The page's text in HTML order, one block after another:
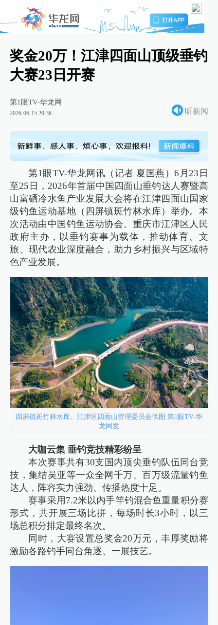
奖金20万！江津四面山顶级垂钓
大赛23日开赛
第1眼TV-华龙网
2026-06-15 20:36 听新闻
第1眼TV-华龙网讯（记者 夏国燕）6月23日
至25日，2026年首届中国四面山垂钓达人赛暨高
山富硒冷水鱼产业发展大会将在江津四面山国家
级钓鱼运动基地（四屏镇斑竹林水库）举办。本
次活动由中国钓鱼运动协会、重庆市江津区人民
政府主办，以垂钓赛事为载体，推动体育、文
旅、现代农业深度融合，助力乡村振兴与区域特
色产业发展。
四屏镇斑竹林水库。江津区四面山管理委员会供图 第1眼TV-华
龙网发
大咖云集 垂钓竞技精彩纷呈
本次赛事共有30支国内顶尖垂钓队伍同台竞
技，集结吴亚等一众全网千万、百万级流量钓鱼
达人，阵容实力强劲、传播热度十足。
赛事采用7.2米以内手竿钓混合鱼重量积分赛
形式，共开展三场比拼，每场时长3小时，以三
场总积分排定最终名次。
同时，大赛设置总奖金20万元，丰厚奖励将
激励各路钓手同台角逐、一展技艺。